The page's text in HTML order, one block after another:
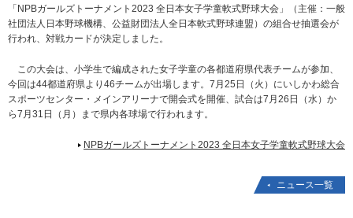
「NPBガールズトーナメント2023 全日本女子学童軟式野球大会」（主催：一般
社団法人日本野球機構、公益財団法人全日本軟式野球連盟）の組合せ抽選会が
行われ、対戦カードが決定しました。
この大会は、小学生で編成された女子学童の各都道府県代表チームが参加、
今回は44都道府県より46チームが出場します。7月25日（火）にいしかわ総合
スポーツセンター・メインアリーナで開会式を開催、試合は7月26日（水）か
ら7月31日（月）まで県内各球場で行われます。
NPBガールズトーナメント2023 全日本女子学童軟式野球大会
ニュース一覧